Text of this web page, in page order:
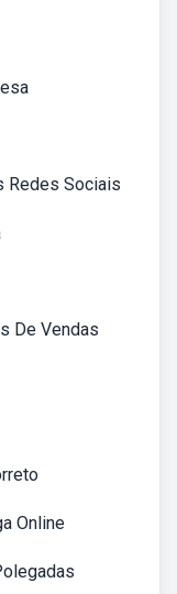
Redes Sociais
De Vendas
Online